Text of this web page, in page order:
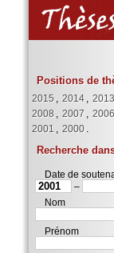
Positions de
2015 , 2014 , 2013
2008 , 2007 , 2006
2001 , 2000 .
Recherche
Date de
–
Nom
Prénom